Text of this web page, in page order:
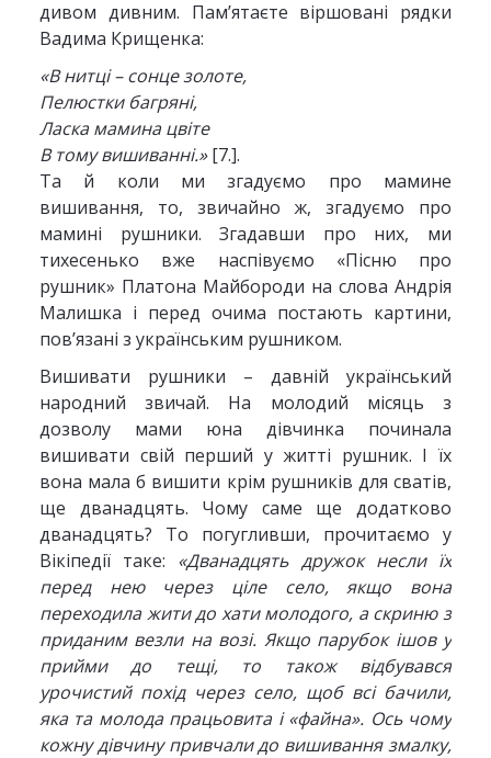
дивом дивним. Пам’ятаєте віршовані рядки
Вадима Крищенка:
«В нитці – сонце золоте,
Пелюстки багряні,
Ласка мамина цвіте
В тому вишиванні.»[7.].
Та й коли ми згадуємо про мамине
вишивання, то, звичайно ж, згадуємо про
мамині рушники. Згадавши про них, ми
тихесенько вже наспівуємо «Пісню про
рушник» Платона Майбороди на слова Андрія
Малишка і перед очима постають картини,
пов’язані з українським рушником.
Вишивати рушники – давній український
народний звичай. На молодий місяць з
дозволу мами юна дівчинка починала
вишивати свій перший у житті рушник. І їх
вона мала б вишити крім рушників для сватів,
ще дванадцять. Чому саме ще додатково
дванадцять? То погугливши, прочитаємо у
Вікіпедії таке: «Дванадцять дружок несли їх
перед нею через ціле село, якщо вона
переходила жити до хати молодого, а скриню з
приданим везли на возі. Якщо парубок ішов у
прийми до тещі, то також відбувався
урочистий похід через село, щоб всі бачили,
яка та молода працьовита і «файна». Ось чому
кожну дівчину привчали до вишивання змалку,